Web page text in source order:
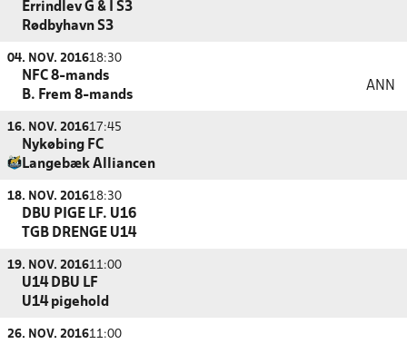
Errindlev G & I S3
Rødbyhavn S3
04. NOV. 201618:30
NFC 8-mands
B. Frem 8-mands
ANN
16. NOV. 201617:45
Nykøbing FC
Langebæk Alliancen
18. NOV. 201618:30
DBU PIGE LF. U16
TGB DRENGE U14
19. NOV. 201611:00
U14 DBU LF
U14 pigehold
26. NOV. 201611:00